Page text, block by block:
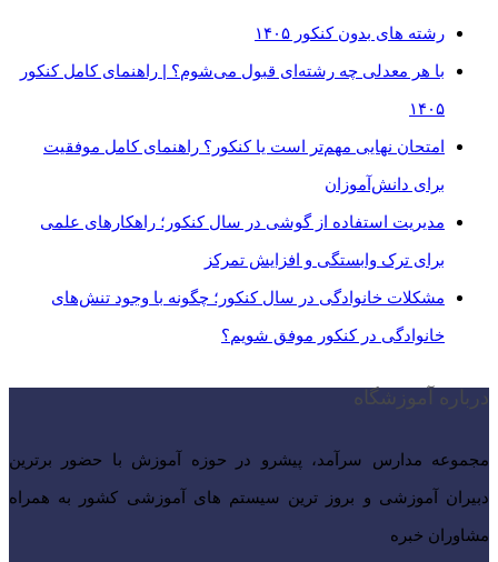
رشته های بدون کنکور ۱۴۰۵
با هر معدلی چه رشته‌ای قبول می‌شوم؟ | راهنمای کامل کنکور
۱۴۰۵
امتحان نهایی مهم‌تر است یا کنکور؟ راهنمای کامل موفقیت
برای دانش‌آموزان
مدیریت استفاده از گوشی در سال کنکور؛ راهکارهای علمی
برای ترک وابستگی و افزایش تمرکز
مشکلات خانوادگی در سال کنکور؛ چگونه با وجود تنش‌های
خانوادگی در کنکور موفق شویم؟
درباره آموزشگاه
مجموعه مدارس سرآمد، پیشرو در حوزه آموزش با حضور برترین
دبیران آموزشی و بروز ترین سیستم های آموزشی کشور به همراه
مشاوران خبره